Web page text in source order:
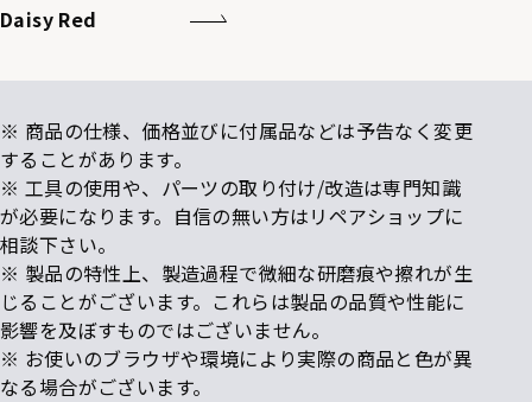
Daisy Red
※ 商品の仕様、価格並びに付属品などは予告なく変更
することがあります。
※ 工具の使用や、パーツの取り付け/改造は専門知識
が必要になります。自信の無い方はリペアショップに
相談下さい。
※ 製品の特性上、製造過程で微細な研磨痕や擦れが生
じることがございます。これらは製品の品質や性能に
影響を及ぼすものではございません。
※ お使いのブラウザや環境により実際の商品と色が異
なる場合がございます。